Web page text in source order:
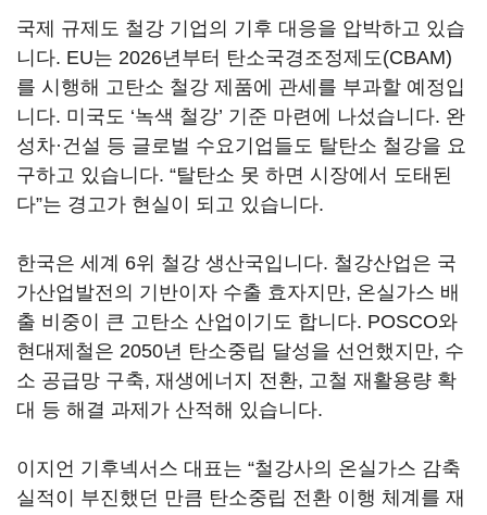
국제 규제도 철강 기업의 기후 대응을 압박하고 있습
니다. EU는 2026년부터 탄소국경조정제도(CBAM)
를 시행해 고탄소 철강 제품에 관세를 부과할 예정입
니다. 미국도 ‘녹색 철강’ 기준 마련에 나섰습니다. 완
성차·건설 등 글로벌 수요기업들도 탈탄소 철강을 요
구하고 있습니다. “탈탄소 못 하면 시장에서 도태된
다”는 경고가 현실이 되고 있습니다.
한국은 세계 6위 철강 생산국입니다. 철강산업은 국
가산업발전의 기반이자 수출 효자지만, 온실가스 배
출 비중이 큰 고탄소 산업이기도 합니다. POSCO와
현대제철은 2050년 탄소중립 달성을 선언했지만, 수
소 공급망 구축, 재생에너지 전환, 고철 재활용량 확
대 등 해결 과제가 산적해 있습니다.
이지언 기후넥서스 대표는 “철강사의 온실가스 감축
실적이 부진했던 만큼 탄소중립 전환 이행 체계를 재